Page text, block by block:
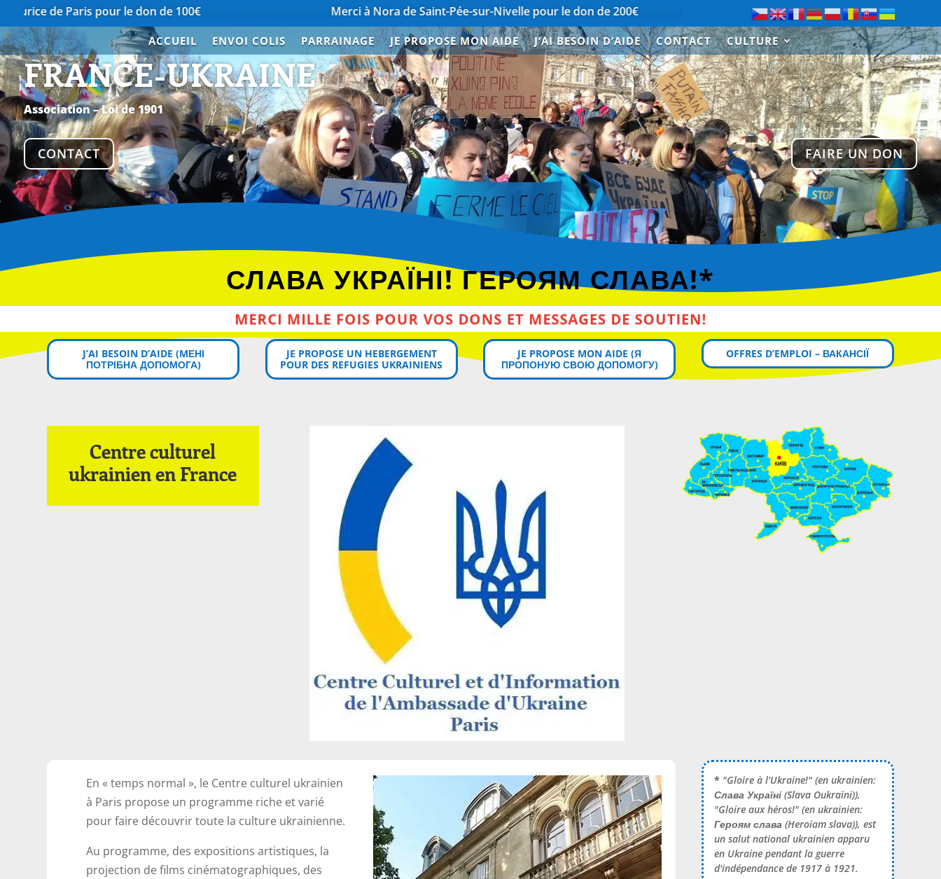
pour le don de 100€……………………………………. Merci à Nora de Saint-Pée-sur-Nivelle pour le don de 200€……………………………………. Merci à Paul de Saint-Cloud pour le don de
ACCUEIL ENVOI COLIS PARRAINAGE JE PROPOSE MON AIDE J’AI BESOIN D’AIDE CONTACT CULTURE
FRANCE-UKRAINE
Association – Loi de 1901
CONTACT FAIRE UN DON
СЛАВА УКРАЇНІ! ГЕРОЯМ СЛАВА!*
MERCI MILLE FOIS POUR VOS DONS ET MESSAGES DE SOUTIEN!
J’AI BESOIN D’AIDE (MЕНІ
ПОТРІБНА ДОПОМОГА)
JE PROPOSE UN HEBERGEMENT
POUR DES REFUGIES UKRAINIENS
JE PROPOSE MON AIDE (Я
ПРОПОНУЮ СВОЮ ДОПОМОГУ)
OFFRES D’EMPLOI – ВАКАНСІЇ
Centre culturel
ukrainien en France
En « temps normal », le Centre culturel ukrainien
à Paris propose un programme riche et varié
pour faire découvrir toute la culture ukrainienne.
Au programme, des expositions artistiques, la
projection de films cinématographiques, des
* "Gloire à l'Ukraine!" (en ukrainien:
Слава Україні(Slava Oukraïni)),
"Gloire aux héros!" (en ukrainien:
Героям слава(Heroiam slava)), est
un salut national ukrainien apparu
en Ukraine pendant la guerre
d'indépendance de 1917 à 1921.